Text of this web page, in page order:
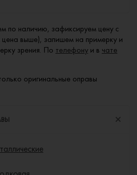
по наличию, зафиксируем цену с
цена выше), запишем на примерку и
зрения. По телефону и в чате
оригинальные оправы